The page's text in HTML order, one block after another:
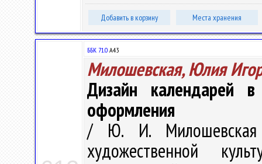
Добавить в корзину Места хранения
ББК 71.0 А43
Милошевская, Юлия
Дизайн календарей в
оформления
/ Ю. И. Милошевская
художественной